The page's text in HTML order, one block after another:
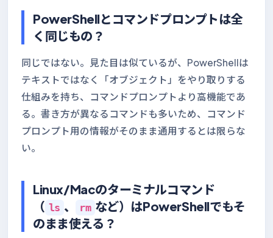
PowerShellとコマンドプロンプトは全
く同じもの？
同じではない。見た目は似ているが、PowerShellは
テキストではなく「オブジェクト」をやり取りする
仕組みを持ち、コマンドプロンプトより高機能であ
る。書き方が異なるコマンドも多いため、コマンド
プロンプト用の情報がそのまま通用するとは限らな
い。
Linux/Macのターミナルコマンド
（ ls 、 rm など）はPowerShellでもそ
のまま使える？